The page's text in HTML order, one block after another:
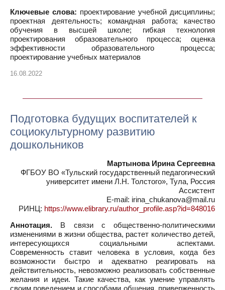
Ключевые слова: проектирование учебной дисциплины;
проектная деятельность; командная работа; качество
обучения в высшей школе; гибкая технология
проектирования образовательного процесса; оценка
эффективности образовательного процесса;
проектирование учебных материалов
16.08.2022
Подготовка будущих воспитателей к
социокультурному развитию
дошкольников
Мартынова Ирина Сергеевна
ФГБОУ ВО «Тульский государственный педагогический
университет имени Л.Н. Толстого», Тула, Россия
Ассистент
E-mail: irina_chukanova@mail.ru
РИНЦ: https://www.elibrary.ru/author_profile.asp?id=848016
Аннотация. В связи с общественно-политическими
изменениями в жизни общества, растет количество детей,
интересующихся социальными аспектами.
Современность ставит человека в условия, когда без
возможности быстро и адекватно реагировать на
действительность, невозможно реализовать собственные
желания и идеи. Такие качества, как умение управлять
своим поведением и способами общения, приверженность